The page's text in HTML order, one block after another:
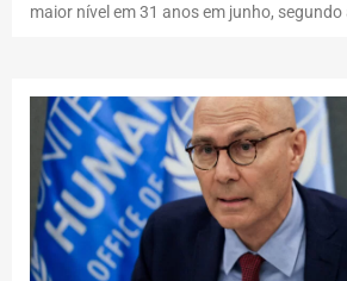
maior nível em 31 anos em junho, segundo